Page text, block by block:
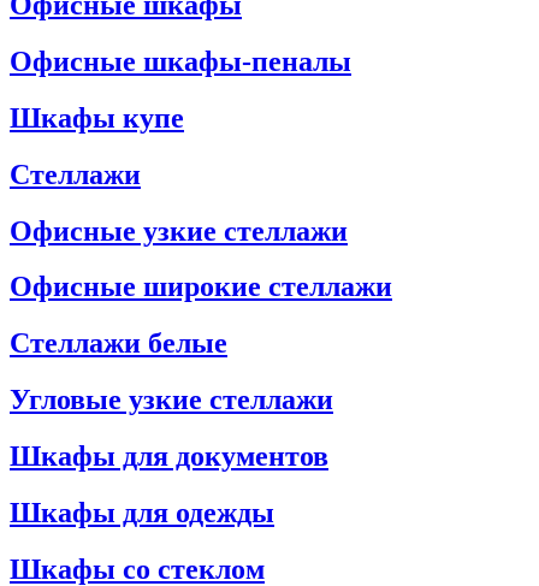
Офисные шкафы-пеналы
Шкафы купе
Стеллажи
Офисные узкие стеллажи
Офисные широкие стеллажи
Стеллажи белые
Угловые узкие стеллажи
Шкафы для документов
Шкафы для одежды
Шкафы со стеклом